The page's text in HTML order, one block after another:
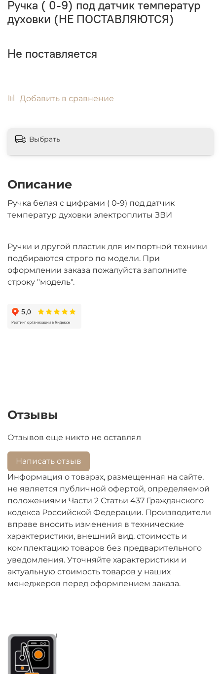
Ручка ( 0-9) под датчик температур
духовки (НЕ ПОСТАВЛЯЮТСЯ)
Не поставляется
Добавить в сравнение
Описание
Ручка белая с цифрами ( 0-9) под датчик
температур духовки электроплиты ЗВИ
Ручки и другой пластик для импортной техники
подбираются строго по модели. При
оформлении заказа пожалуйста заполните
строку "модель".
Выбрать
Отзывы
Отзывов еще никто не оставлял
Написать отзыв
Информация о товарах, размещенная на сайте,
не является публичной офертой, определяемой
положениями Части 2 Статьи 437 Гражданского
кодекса Российской Федерации. Производители
вправе вносить изменения в технические
характеристики, внешний вид, стоимость и
комплектацию товаров без предварительного
уведомления. Уточняйте характеристики и
актуальную стоимость товаров у наших
менеджеров перед оформлением заказа.